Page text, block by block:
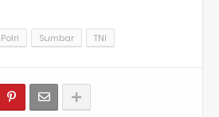
Polri Sumbar TNI